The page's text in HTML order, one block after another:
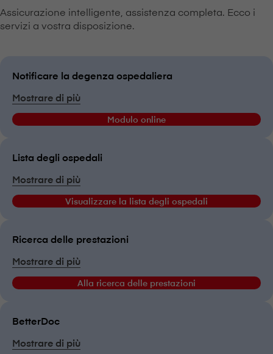
Assicurazione intelligente, assistenza completa. Ecco i
servizi a vostra disposizione.
Notificare la degenza ospedaliera
Mostrare di più
Modulo online
Lista degli ospedali
Mostrare di più
Visualizzare la lista degli ospedali
Ricerca delle prestazioni
Mostrare di più
Alla ricerca delle prestazioni
BetterDoc
Mostrare di più